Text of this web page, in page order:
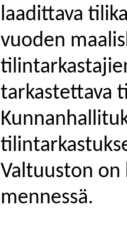
laadittava
vuoden
tarkastettava
Valtuuston on
mennessä.